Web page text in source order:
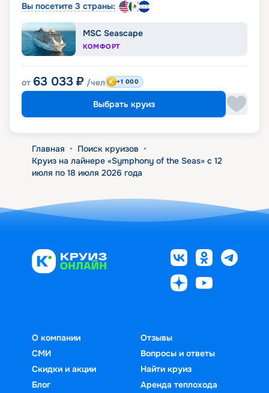
Вы посетите 3 страны:
MSC Seascape
КОМФОРТ
от 63 033 ₽ /чел +1 000
Выбрать круиз
Главная • Поиск круизов •
Круиз на лайнере «Symphony of the Seas» с 12
июля по 18 июля 2026 года
О компании
СМИ
Скидки и акции
Блог
Отзывы
Вопросы и ответы
Найти круиз
Аренда теплохода